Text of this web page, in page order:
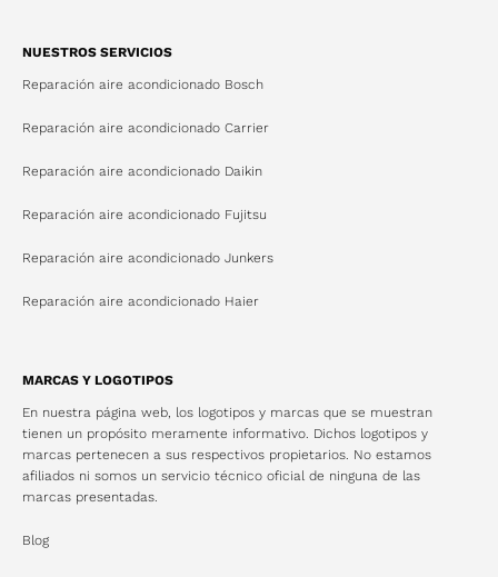
NUESTROS SERVICIOS
Reparación aire acondicionado Bosch
Reparación aire acondicionado Carrier
Reparación aire acondicionado Daikin
Reparación aire acondicionado Fujitsu
Reparación aire acondicionado Junkers
Reparación aire acondicionado Haier
MARCAS Y LOGOTIPOS
En nuestra página web, los logotipos y marcas que se muestran
tienen un propósito meramente informativo. Dichos logotipos y
marcas pertenecen a sus respectivos propietarios. No estamos
afiliados ni somos un servicio técnico oficial de ninguna de las
marcas presentadas.
Blog